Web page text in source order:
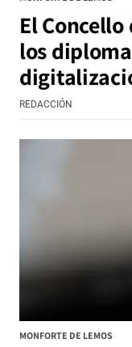
El
los
REDACCIÓN
MONFORTE DE LEMOS